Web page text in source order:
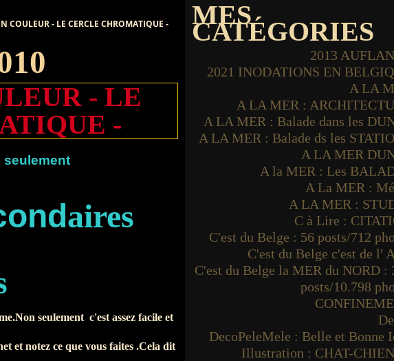
COULEUR - LE CERCLE CHROMATIQUE -
- LE
-
seulement
aires
seulement c'est assez facile et
et notez ce que vous faites .Cela dit
MES
CATÉGORIES
2013
2021 INODATIONS EN
A LA
A LA MER :
A LA MER : Balade dans les
A LA MER : Balade ds les
A LA MER
A la MER : Les
A La MER :
A LA MER :
C à Lire :
C'est du Belge : 56 posts/712
C'est du Belge c'est de l'
C'est du Belge la MER du NORD :
posts/10.798
DecoPeleMele : Belle et Bonne
Illustration : CHAT-